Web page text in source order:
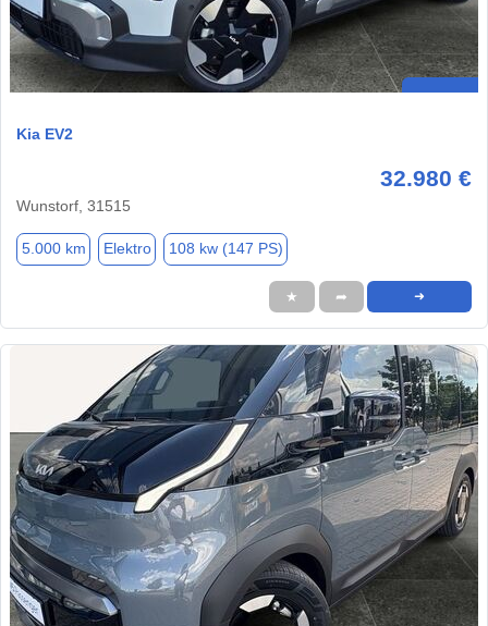
Kia EV2
32.980 €
Wunstorf, 31515
5.000 km Elektro 108 kw (147 PS)
★ ➦ ➜